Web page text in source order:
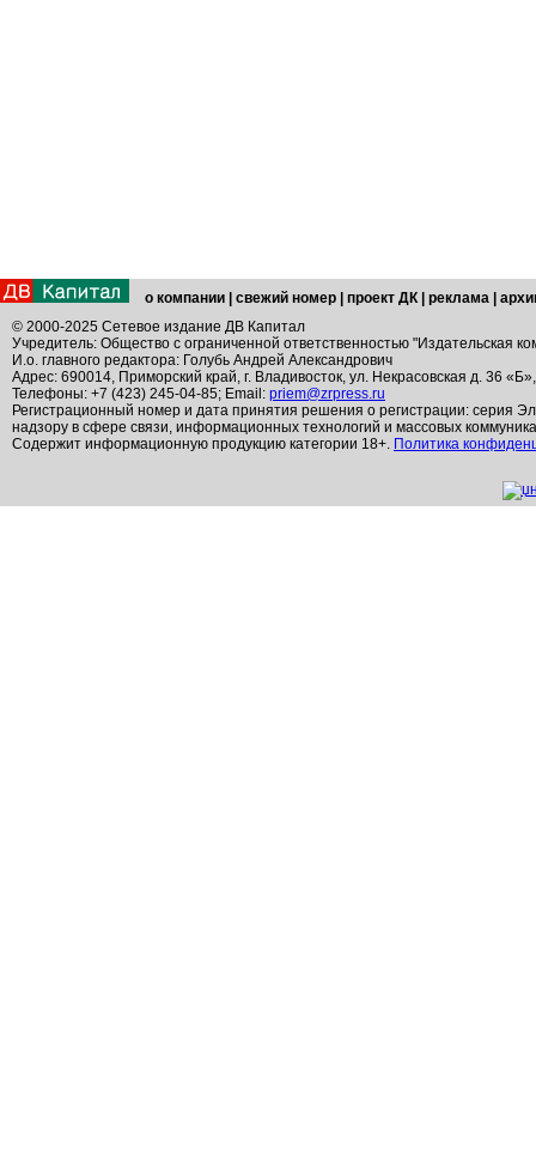
о компании свежий номер проект ДК реклама
© 2000-2025 Сетевое издание ДВ Капитал
Учредитель: Общество с ограниченной ответственностью "Издательская
И.о. главного редактора: Голубь Андрей Александрович
Адрес: 690014, Приморский край, г. Владивосток, ул. Некрасовская д. 36
Телефоны: +7 (423) 245-04-85; Email: priem@zrpress.ru
Регистрационный номер и дата принятия решения о регистрации: серия
надзору в сфере связи, информационных технологий и массовых
Содержит информационную продукцию категории 18+. Политика